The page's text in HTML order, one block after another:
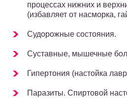
процессах нижних и
(избавляет от насморка,
Судорожные состояния.
Суставные, мышечные
Гипертония (настойка
Паразиты. Спиртовой